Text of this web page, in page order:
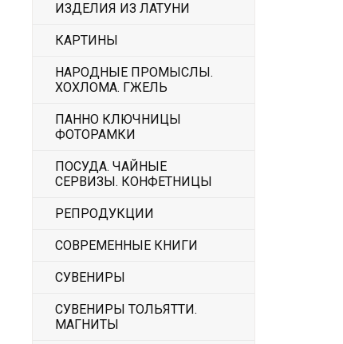
ИЗДЕЛИЯ ИЗ ЛАТУНИ
КАРТИНЫ
НАРОДНЫЕ ПРОМЫСЛЫ.
ХОХЛОМА. ГЖЕЛЬ
ПАННО КЛЮЧНИЦЫ
ФОТОРАМКИ
ПОСУДА. ЧАЙНЫЕ
СЕРВИЗЫ. КОНФЕТНИЦЫ
РЕПРОДУКЦИИ
СОВРЕМЕННЫЕ КНИГИ
СУВЕНИРЫ
СУВЕНИРЫ ТОЛЬЯТТИ.
МАГНИТЫ